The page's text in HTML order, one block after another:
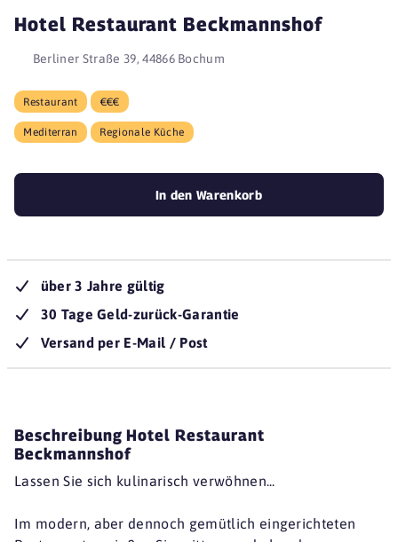
Hotel Restaurant Beckmannshof
Berliner Straße 39, 44866 Bochum
Restaurant €€€
Mediterran Regionale Küche
In den Warenkorb
über 3 Jahre gültig
30 Tage Geld-zurück-Garantie
Versand per E-Mail / Post
Beschreibung Hotel Restaurant
Beckmannshof
Lassen Sie sich kulinarisch verwöhnen...
Im modern, aber dennoch gemütlich eingerichteten